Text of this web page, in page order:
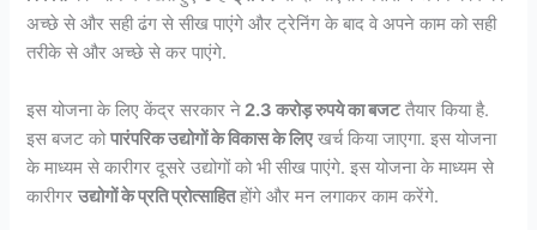
अच्छे से और सही ढंग से सीख पाएंगे और ट्रेनिंग के बाद वे अपने काम को सही
तरीके से और अच्छे से कर पाएंगे.
इस योजना के लिए केंद्र सरकार ने 2.3 करोड़ रुपये का बजटतैयार किया है.
इस बजट कोपारंपरिक उद्योगों के विकास के लिएखर्च किया जाएगा. इस योजना
के माध्यम से कारीगर दूसरे उद्योगों को भी सीख पाएंगे. इस योजना के माध्यम से
कारीगरउद्योगों के प्रति प्रोत्साहितहोंगे और मन लगाकर काम करेंगे.